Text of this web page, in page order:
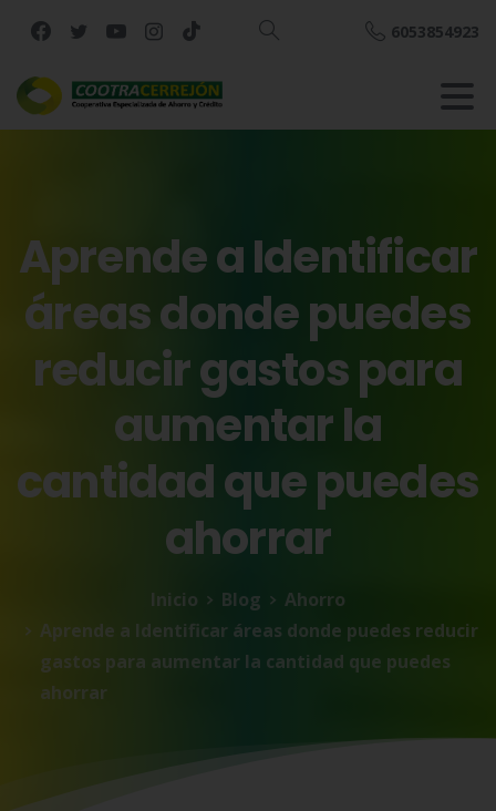
Buscar
6053854923
AprendeaIdentificar
áreasdondepuedes
reducirgastospara
aumentarla
cantidadquepuedes
ahorrar
Inicio Blog
Ahorro
Aprende a Identificar áreas donde puedes reducir
gastos para aumentar la cantidad que puedes
ahorrar